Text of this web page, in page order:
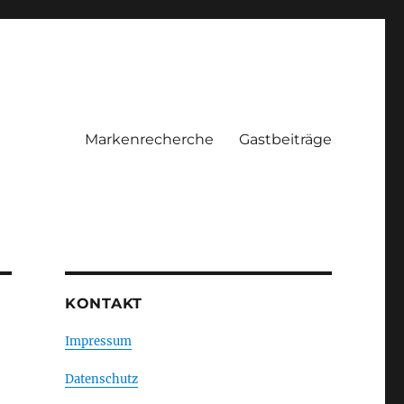
Markenrecherche Gastbeiträge
KONTAKT
Impressum
Datenschutz